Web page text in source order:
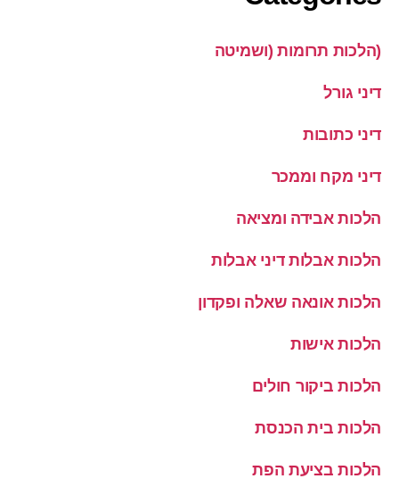
(הלכות תרומות (ושמיטה
דיני גורל
דיני כתובות
דיני מקח וממכר
הלכות אבידה ומציאה
הלכות אבלות דיני אבלות
הלכות אונאה שאלה ופקדון
הלכות אישות
הלכות ביקור חולים
הלכות בית הכנסת
הלכות בציעת הפת